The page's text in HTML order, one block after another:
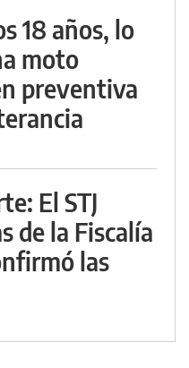
18 años, lo
moto
preventiva
El STJ
de la Fiscalía
las